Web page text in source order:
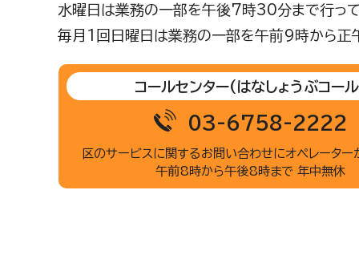
水曜日は業務の一部を午後7時30分まで行って
毎月1回日曜日は業務の一部を午前9時から正
コールセンター(はなしょうぶコー
03-6758-2222
区のサービスに関するお問い合わせにオペレーター
午前8時から午後8時まで 年中無休